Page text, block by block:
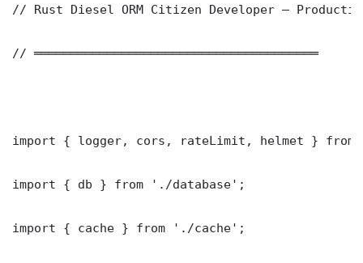
// Rust Diesel ORM Citizen Developer —
// ═══════════════════════════════════════
import { logger, cors, rateLimit, helmet } from
import { db } from './database';
import { cache } from './cache';